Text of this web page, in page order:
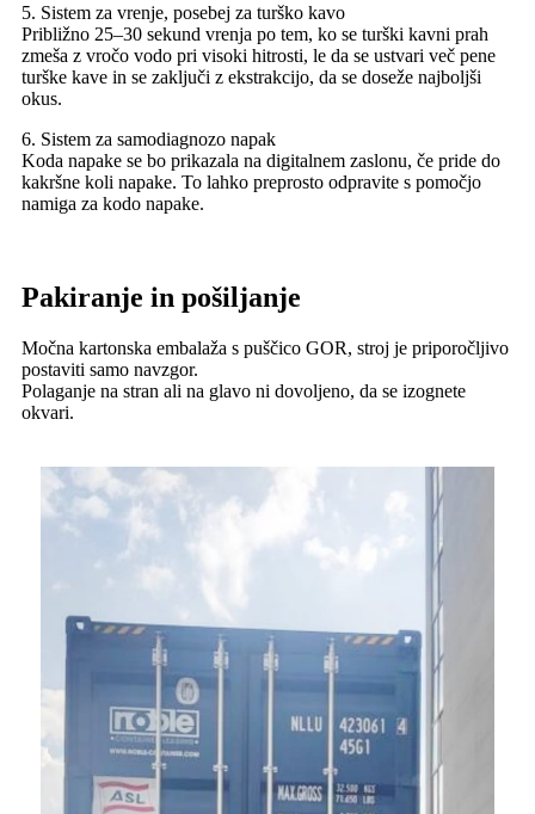
5. Sistem za vrenje, posebej za turško kavo
Približno 25–30 sekund vrenja po tem, ko se turški kavni prah
zmeša z vročo vodo pri visoki hitrosti, le da se ustvari več pene
turške kave in se zaključi z ekstrakcijo, da se doseže najboljši
okus.
6. Sistem za samodiagnozo napak
Koda napake se bo prikazala na digitalnem zaslonu, če pride do
kakršne koli napake. To lahko preprosto odpravite s pomočjo
namiga za kodo napake.
Pakiranje in pošiljanje
Močna kartonska embalaža s puščico GOR, stroj je priporočljivo
postaviti samo navzgor.
Polaganje na stran ali na glavo ni dovoljeno, da se izognete
okvari.